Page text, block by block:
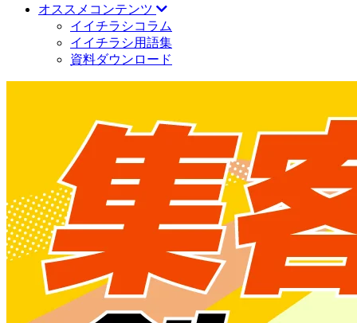
オススメコンテンツ
イイチラシコラム
イイチラシ用語集
資料ダウンロード